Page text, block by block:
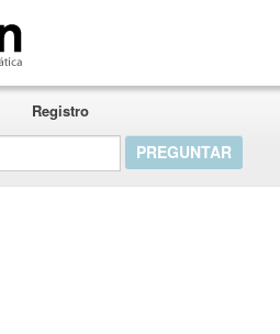
Registro